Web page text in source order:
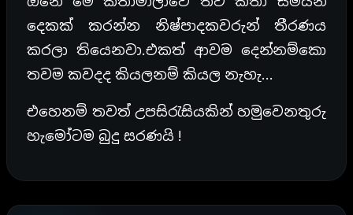
දෙකක් කරන්න නිෂ්පාදකවරුන් තීරණය
කරලා තියෙනවා.එකත් ආවම දෙන්නම්කො
තවම කවදද කියලනම් කියල නැහැ…
එහෙනම් තවත් උපසිරැසියකින් හමුවෙනතුරු
හැමෝටම බුදු සරණයි !